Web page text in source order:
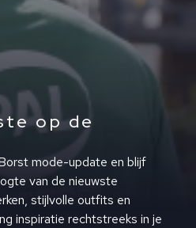
op de
mode-update en blijf
van de nieuwste
stijlvolle outfits en
inspiratie rechtstreeks in je